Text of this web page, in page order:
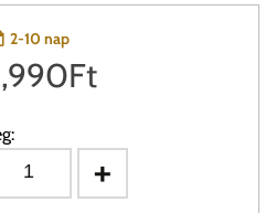
2-10 nap
Ft